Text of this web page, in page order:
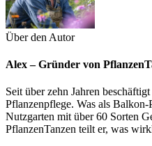
Über den Autor
Alex – Gründer von
Seit über zehn Jahren
Pflanzenpflege. Was als
Nutzgarten mit über 60 Sorten
PflanzenTanzen teilt er, was